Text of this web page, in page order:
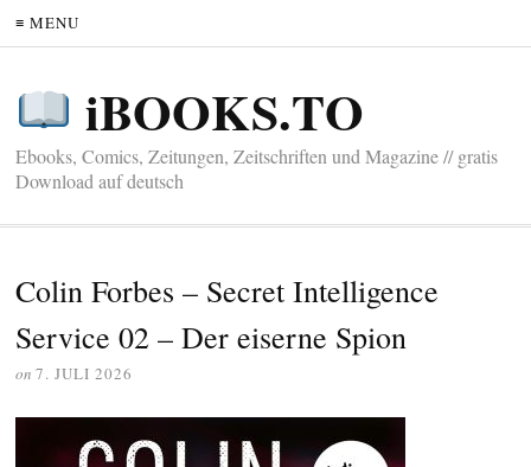
≡ MENU
iBOOKS.TO
Ebooks, Comics, Zeitungen, Zeitschriften und Magazine // gratis
Download auf deutsch
Colin Forbes – Secret Intelligence
Service 02 – Der eiserne Spion
on 7. JULI 2026